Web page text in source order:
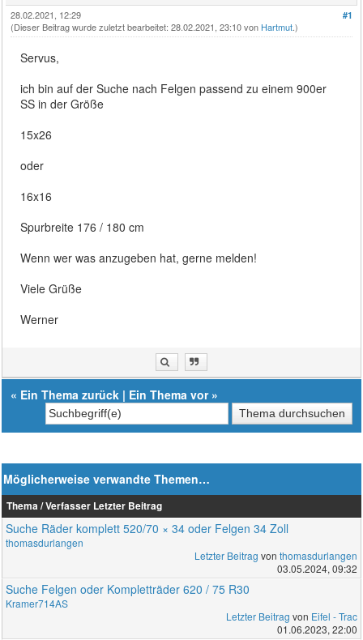
#1
28.02.2021, 12:29
(Dieser Beitrag wurde zuletzt bearbeitet: 28.02.2021, 23:10 von Hartmut.)
Servus,
ich bin auf der Suche nach Felgen passend zu einem 900er
SS in der Größe
15x26
oder
16x16
Spurbreite 176 / 180 cm
Wenn wer was anzugeben hat, gerne melden!
Viele Grüße
Werner
« Ein Thema zurück | Ein Thema vor»
Möglicherweise verwandte Themen…
Thema / Verfasser Letzter Beitrag
Suche Räder komplett 520/70 × 34 oder Felgen 34 Zoll
thomasdurlangen
Letzter Beitrag von thomasdurlangen
03.05.2024, 09:32
Suche Felgen oder Kompletträder 620 / 75 R30
Kramer714AS
Letzter Beitrag von Eifel - Trac
01.06.2023, 22:00